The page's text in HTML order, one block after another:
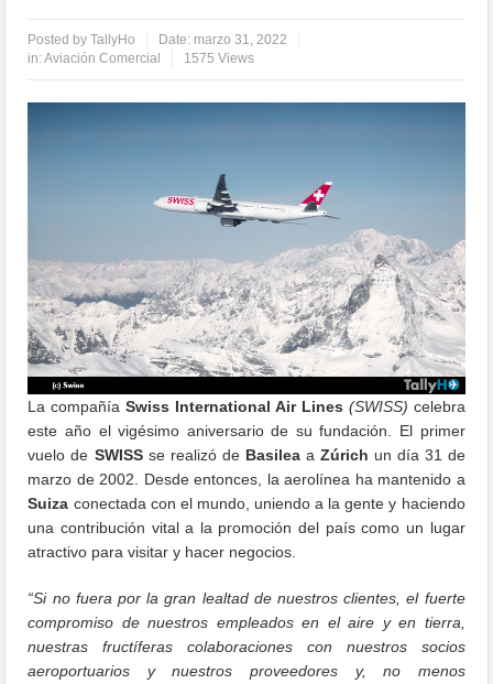
Posted byTallyHo Date: marzo 31, 2022
in:Aviación Comercial 1575 Views
La compañíaSwiss International Air Lines (SWISS) celebra
este año el vigésimo aniversario de su fundación. El primer
vuelo de SWISSse realizó de Basileaa Zúrich un día 31 de
marzo de 2002. Desde entonces, la aerolínea ha mantenido a
Suiza conectada con el mundo, uniendo a la gente y haciendo
una contribución vital a la promoción del país como un lugar
atractivo para visitar y hacer negocios.
“Si no fuera por la gran lealtad de nuestros clientes, el fuerte
compromiso de nuestros empleados en el aire y en tierra,
nuestras fructíferas colaboraciones con nuestros socios
aeroportuarios y nuestros proveedores y, no menos